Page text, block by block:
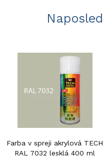
Farba v spreji akrylová TECH
RAL 7032 lesklá 400 ml